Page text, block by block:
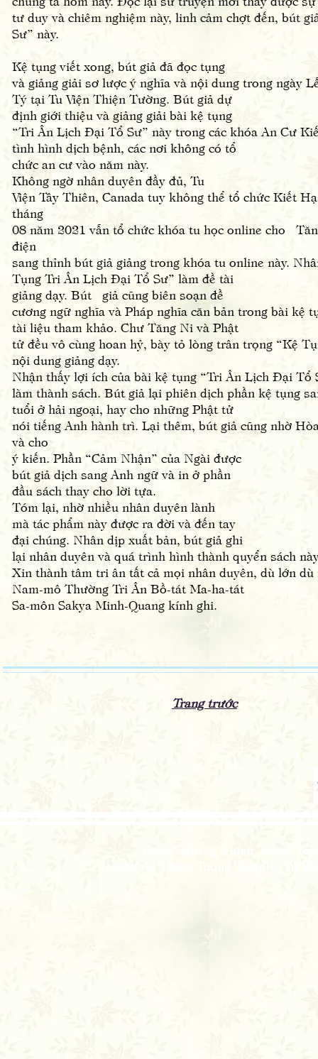
tư duy và chiêm nghiệm này, linh cảm chợt đến, bút
Sư” này.
Kệ tụng viết xong, bút giả đã đọc tụng
và giảng giải sơ lược ý nghĩa và nội dung trong ngày
Tý tại Tu Viện Thiện Tường. Bút giả dự
định giới thiệu và giảng giải bài kệ tụng
“Tri Ân Lịch Đại Tổ Sư” này trong các khóa An Cư
tình hình dịch bệnh, các nơi không có tổ
chức an cư vào năm này.
Không ngờ nhân duyên đầy đủ, Tu
Viện Tây Thiên, Canada tuy không thể tổ chức Kiết
tháng
08 năm 2021 vẫn tổ chức khóa tu học online cho
điện
sang thỉnh bút giả giảng trong khóa tu online này.
Tụng Tri Ân Lịch Đại Tổ Sư” làm đề tài
giảng dạy. Bút giả cũng biên soạn đề
cương ngữ nghĩa và Pháp nghĩa căn bản trong bài kệ
tài liệu tham khảo. Chư Tăng Ni và Phật
tử đều vô cùng hoan hỷ, bày tỏ lòng trân trọng “Kệ
nội dung giảng dạy.
Nhận thấy lợi ích của bài kệ tụng “Tri Ân Lịch Đại Tổ
làm thành sách. Bút giả lại phiên dịch phần kệ tụng
tuổi ở hải ngoại, hay cho những Phật tử
nói tiếng Anh hành trì. Lại thêm, bút giả cũng nhờ
và cho
ý kiến. Phần “Cảm Nhận” của Ngài được
bút giả dịch sang Anh ngữ và in ở phần
đầu sách thay cho lời tựa.
Tóm lại, nhờ nhiều nhân duyên lành
mà tác phẩm này được ra đời và đến tay
đại chúng. Nhân dịp xuất bản, bút giả ghi
lại nhân duyên và quá trình hình thành quyển sách
Xin thành tâm tri ân tất cả mọi nhân duyên, dù lớn
Nam-mô Thường Tri Ân Bồ-tát Ma-ha-tát
Sa-môn Sakya Minh-Quang kính ghi.
Trang trước
Facebook: Thien Tuong Temple; Tu